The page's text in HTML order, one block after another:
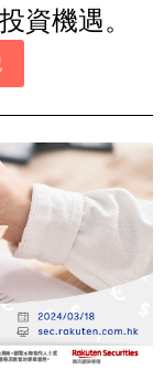
資機遇。